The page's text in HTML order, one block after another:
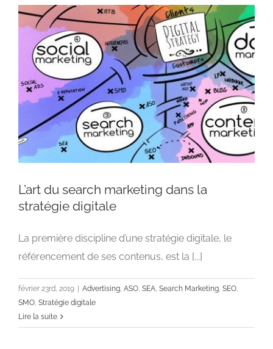
L’art du search marketing dans la stratégie
Advertising ASO SEA Search Marketing SEO
L’art du search marketing dans la
stratégie digitale
La première discipline d’une stratégie digitale, le
référencement de ses contenus, est la [...]
février 23rd, 2019 Advertising, ASO, SEA, Search Marketing, SEO,
SMO, Stratégie digitale
Lire la suite